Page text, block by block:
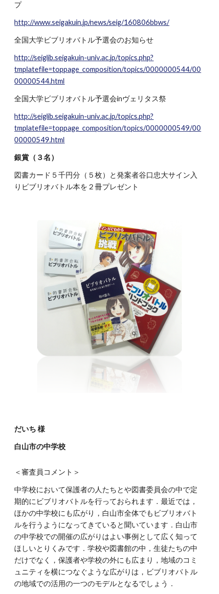
プ
http://www.seigakuin.jp/news/seig/160806bbws/
全国大学ビブリオバトル予選会のお知らせ
http://seiglib.seigakuin-univ.ac.jp/topics.php?
tmplatefile=toppage_composition/topics/0000000544/00
00000544.html
全国大学ビブリオバトル予選会inヴェリタス祭
http://seiglib.seigakuin-univ.ac.jp/topics.php?
tmplatefile=toppage_composition/topics/0000000549/00
00000549.html
銀賞（３名）
図書カード５千円分（５枚）と発案者谷口忠大サイン入
りビブリオバトル本を２冊プレゼント
だいち 様
白山市の中学校
＜審査員コメント＞
中学校において保護者の人たちとや図書委員会の中で定
期的にビブリオバトルを行っておられます．最近では，
ほかの中学校にも広がり，白山市全体でもビブリオバト
ルを行うようになってきていると聞いています．白山市
の中学校での開催の広がりはよい事例として広く知って
ほしいとりくみです．学校や図書館の中，生徒たちの中
だけでなく，保護者や学校の外にも広まり，地域のコミ
ュニティを横につなぐような広がりは，ビブリオバトル
の地域での活用の一つのモデルとなるでしょう．